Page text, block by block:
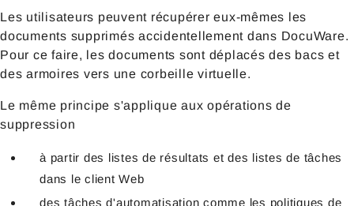
Les utilisateurs peuvent récupérer eux-mêmes les
documents supprimés accidentellement dans DocuWare.
Pour ce faire, les documents sont déplacés des bacs et
des armoires vers une corbeille virtuelle.
Le même principe s'applique aux opérations de
suppression
à partir des listes de résultats et des listes de tâches
dans le client Web
des tâches d'automatisation comme les politiques de